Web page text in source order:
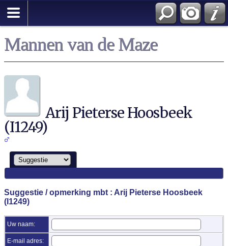
Mannen van de Maze
Arij Pieterse Hoosbeek
(I1249)
Suggestie / opmerking mbt : Arij Pieterse Hoosbeek
(I1249)
Uw naam:
E-mail adres: